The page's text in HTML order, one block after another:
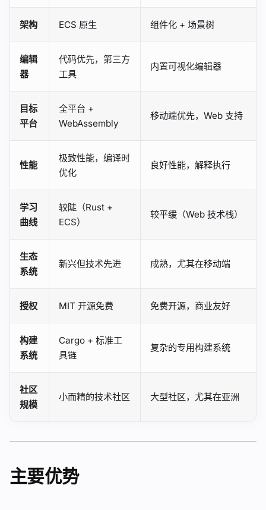
架构 ECS 原生 组件化 + 场景树
编辑
器
代码优先，第三方
工具
内置可视化编辑器
目标
平台
全平台 +
WebAssembly
移动端优先，Web 支持
性能
极致性能，编译时
优化
良好性能，解释执行
学习
曲线
较陡（Rust +
ECS）
较平缓（Web 技术栈）
生态
系统
新兴但技术先进 成熟，尤其在移动端
授权 MIT 开源免费 免费开源，商业友好
构建
系统
Cargo + 标准工
具链
复杂的专用构建系统
社区
规模
小而精的技术社区 大型社区，尤其在亚洲
主要优势